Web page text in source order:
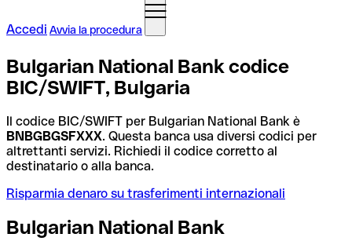
Accedi Avvia la procedura
Bulgarian National Bank codice
BIC/SWIFT, Bulgaria
Il codice BIC/SWIFT per Bulgarian National Bank è
BNBGBGSFXXX. Questa banca usa diversi codici per
altrettanti servizi. Richiedi il codice corretto al
destinatario o alla banca.
Risparmia denaro su trasferimenti internazionali
Bulgarian National Bank